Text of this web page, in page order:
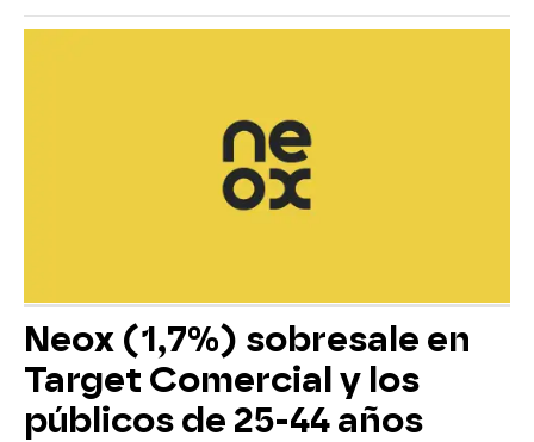
Neox (1,7%) sobresale en
Target Comercial y los
públicos de 25-44 años